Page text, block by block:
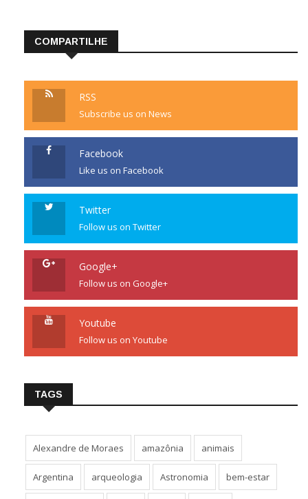
COMPARTILHE
RSS
Subscribe us on News
Facebook
Like us on Facebook
Twitter
Follow us on Twitter
Google+
Follow us on Google+
Youtube
Follow us on Youtube
TAGS
Alexandre de Moraes amazônia animais
Argentina arqueologia Astronomia bem-estar